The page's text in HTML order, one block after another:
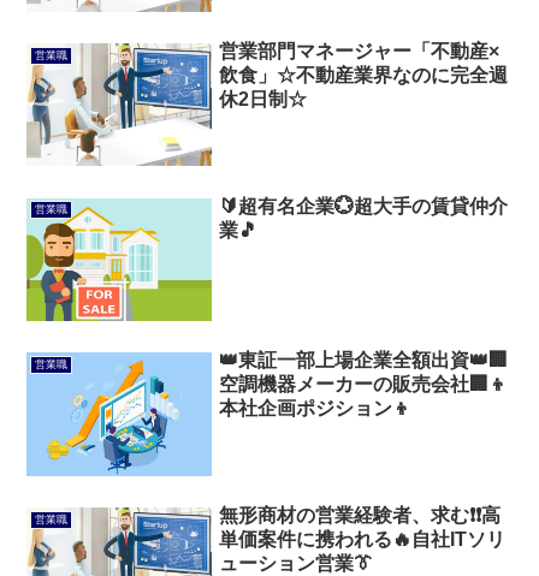
営業職
営業部門マネージャー「不動産×
飲食」☆不動産業界なのに完全週
休2日制☆
営業職
🔰超有名企業💮超大手の賃貸仲介
業🎵
営業職
👑東証一部上場企業全額出資👑🏢
空調機器メーカーの販売会社🏢👦
本社企画ポジション👦
営業職
無形商材の営業経験者、求む❗❗高
単価案件に携われる🔥自社ITソリ
ューション営業👔